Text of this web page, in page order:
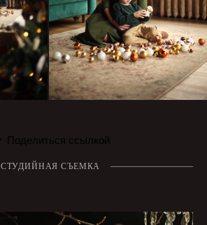
Поделиться ссылкой
СТУДИЙНАЯ СЪЕМКА